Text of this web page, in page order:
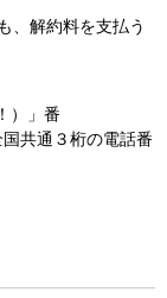
、解約料を支払う
）」番
共通３桁の電話番